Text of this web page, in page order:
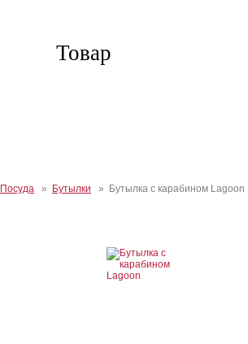
Товар
Посуда » Бутылки » Бутылка с карабином Lagoon